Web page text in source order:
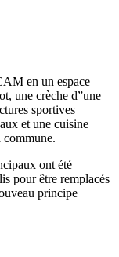
en un espace
une crèche d”une
sportives
et une cuisine
commune.
ont été
pour être remplacés
principe